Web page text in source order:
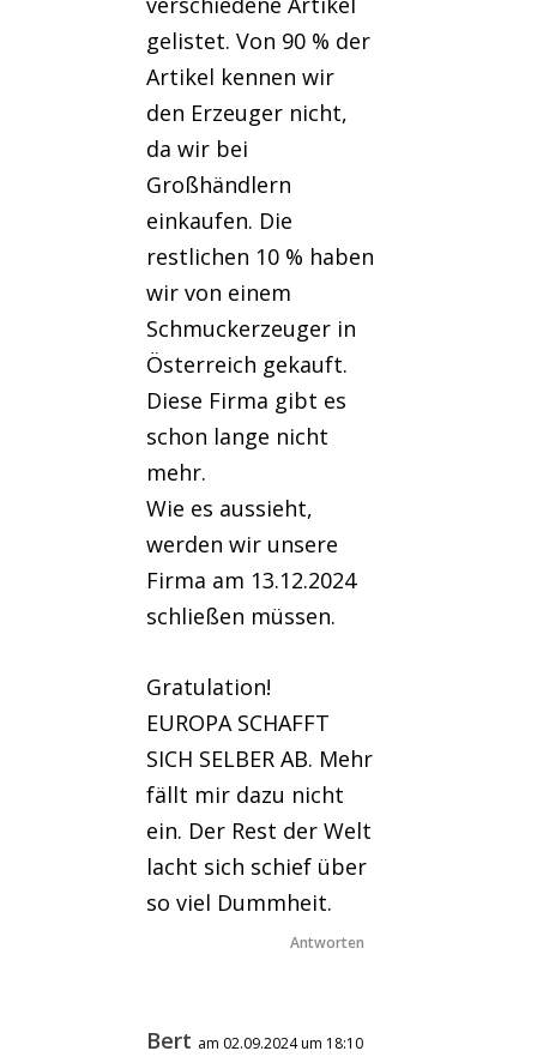
gelistet. Von 90 % der
Artikel kennen wir
den Erzeuger nicht,
da wir bei
Großhändlern
einkaufen. Die
restlichen 10 % haben
wir von einem
Schmuckerzeuger in
Österreich gekauft.
Diese Firma gibt es
schon lange nicht
mehr.
Wie es aussieht,
werden wir unsere
Firma am 13.12.2024
schließen müssen.
Gratulation!
EUROPA SCHAFFT
SICH SELBER AB. Mehr
fällt mir dazu nicht
ein. Der Rest der Welt
lacht sich schief über
so viel Dummheit.
Antworten
Bert am 02.09.2024 um 18:10